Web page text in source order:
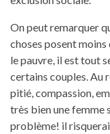
On peut remarquer
choses posent
le pauvre, il est tout
certains couples. Au
pitié, compassion,
très bien une femme
problème! il